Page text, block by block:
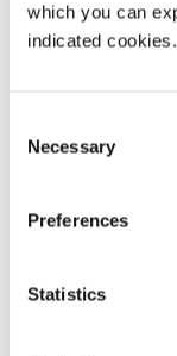
which you can
indicated cookies.
Selection
Necessary
Preferences
Statistics